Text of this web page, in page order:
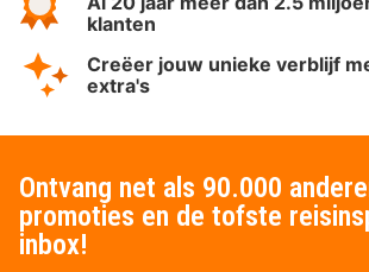
klanten
Creëer jouw unieke verblijf
extra's
Ontvang net als 90.000
promoties en de tofste
inbox!